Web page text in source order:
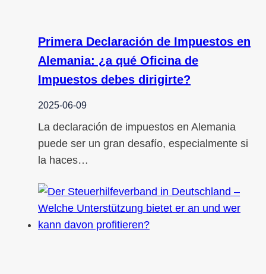
Primera Declaración de Impuestos en
Alemania: ¿a qué Oficina de
Impuestos debes dirigirte?
2025-06-09
La declaración de impuestos en Alemania
puede ser un gran desafío, especialmente si
la haces…